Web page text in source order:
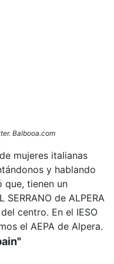
Balbooa.com
mujeres italianas
y hablando
que, tienen un
SERRANO de ALPERA
centro. En el IESO
el AEPA de Alpera.